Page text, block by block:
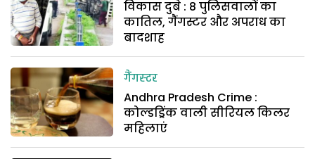
विकास दुबे : 8 पुलिसवालों का
कातिल, गैंगस्टर और अपराध का
बादशाह
गैंगस्टर
Andhra Pradesh Crime :
कोल्डड्रिंक वाली सीरियल किलर
महिलाएं